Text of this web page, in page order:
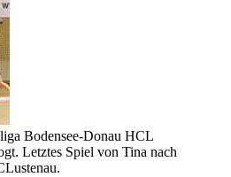
Bodensee-Donau HCL
Letztes Spiel von Tina nach